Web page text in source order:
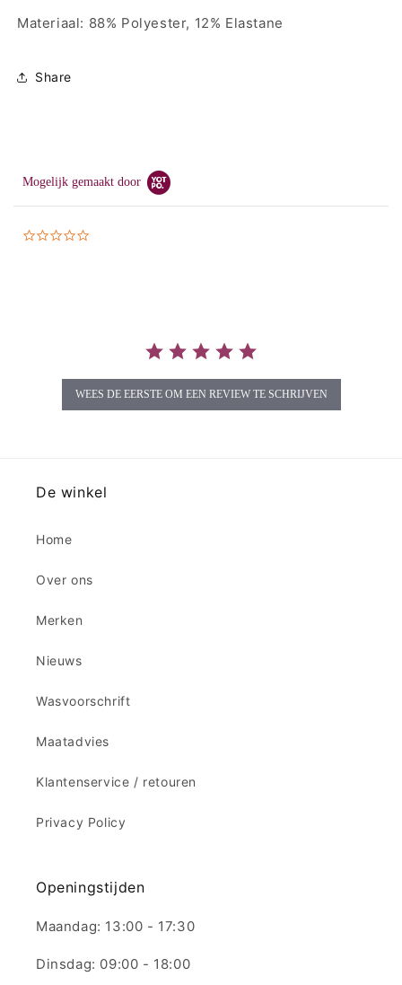
Materiaal: 88% Polyester, 12% Elastane
Share
Mogelijk gemaakt door
WEES DE EERSTE OM EEN REVIEW TE SCHRIJVEN
De winkel
Home
Over ons
Merken
Nieuws
Wasvoorschrift
Maatadvies
Klantenservice / retouren
Privacy Policy
Openingstijden
Maandag: 13:00 - 17:30
Dinsdag: 09:00 - 18:00